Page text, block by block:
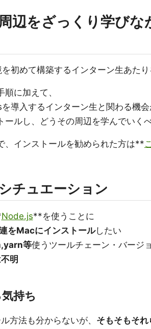
辺をざっくり学びな
初めて構築するインターン生あた
に加えて、
導入するインターン生と関わる機
ールし、どうその周辺を学んでいく
、インストールを勧められた方は**
チュエーション
Node.js**を使うことに
をMacにインストールしたい
等使うツールチェーン・バージ
明
持ち
方法も分からないが、 そもそもそ